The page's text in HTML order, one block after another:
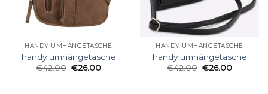
HANDY UMHÄNGETASCHE
handy umhängetasche
€42.00 €26.00
HANDY UMHÄNGETASCHE
handy umhängetasche
€42.00 €26.00